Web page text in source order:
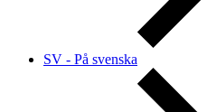
SV - På svenska